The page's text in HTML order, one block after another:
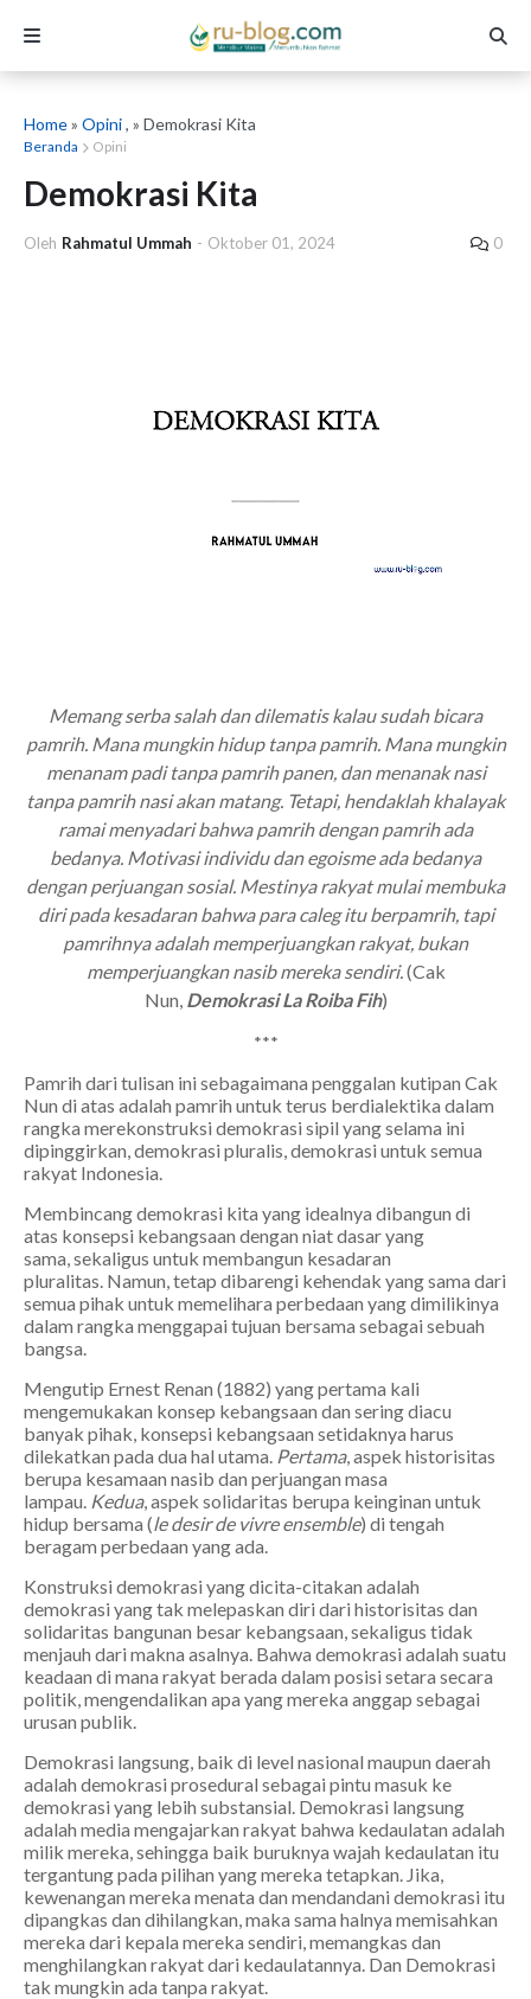
Home» Opini, » Demokrasi Kita
Beranda Opini
Demokrasi Kita
Oleh Rahmatul Ummah - Oktober 01, 2024 0
Memang serba salah dan dilematis kalau sudah bicara
pamrih. Mana mungkin hidup tanpa pamrih. Mana mungkin
menanam padi tanpa pamrih panen, dan menanak nasi
tanpa pamrih nasi akan matang. Tetapi, hendaklah khalayak
ramai menyadari bahwa pamrih dengan pamrih ada
bedanya. Motivasi individu dan egoisme ada bedanya
dengan perjuangan sosial. Mestinya rakyat mulai membuka
diri pada kesadaran bahwa para caleg itu berpamrih, tapi
pamrihnya adalah memperjuangkan rakyat, bukan
memperjuangkan nasib mereka sendiri.(Cak
Nun, Demokrasi La Roiba Fih)
***
Pamrih dari tulisan ini sebagaimana penggalan kutipan Cak
Nun di atas adalah pamrih untuk terus berdialektika dalam
rangka merekonstruksi demokrasi sipil yang selama ini
dipinggirkan, demokrasi pluralis, demokrasi untuk semua
rakyat Indonesia.
Membincang demokrasi kita yang idealnya dibangun di
atas konsepsi kebangsaan dengan niat dasar yang
sama, sekaligus untuk membangun kesadaran
pluralitas. Namun, tetap dibarengi kehendak yang sama dari
semua pihak untuk memelihara perbedaan yang dimilikinya
dalam rangka menggapai tujuan bersama sebagai sebuah
bangsa.
Mengutip Ernest Renan (1882) yang pertama kali
mengemukakan konsep kebangsaan dan sering diacu
banyak pihak, konsepsi kebangsaan setidaknya harus
dilekatkan pada dua hal utama. Pertama, aspek historisitas
berupa kesamaan nasib dan perjuangan masa
lampau. Kedua, aspek solidaritas berupa keinginan untuk
hidup bersama (le desir de vivre ensemble) di tengah
beragam perbedaan yang ada.
Konstruksi demokrasi yang dicita-citakan adalah
demokrasi yang tak melepaskan diri dari historisitas dan
solidaritas bangunan besar kebangsaan, sekaligus tidak
menjauh dari makna asalnya. Bahwa demokrasi adalah suatu
keadaan di mana rakyat berada dalam posisi setara secara
politik, mengendalikan apa yang mereka anggap sebagai
urusan publik.
Demokrasi langsung, baik di level nasional maupun daerah
adalah demokrasi prosedural sebagai pintu masuk ke
demokrasi yang lebih substansial. Demokrasi langsung
adalah media mengajarkan rakyat bahwa kedaulatan adalah
milik mereka, sehingga baik buruknya wajah kedaulatan itu
tergantung pada pilihan yang mereka tetapkan. Jika,
kewenangan mereka menata dan mendandani demokrasi itu
dipangkas dan dihilangkan, maka sama halnya memisahkan
mereka dari kepala mereka sendiri, memangkas dan
menghilangkan rakyat dari kedaulatannya. Dan Demokrasi
tak mungkin ada tanpa rakyat.